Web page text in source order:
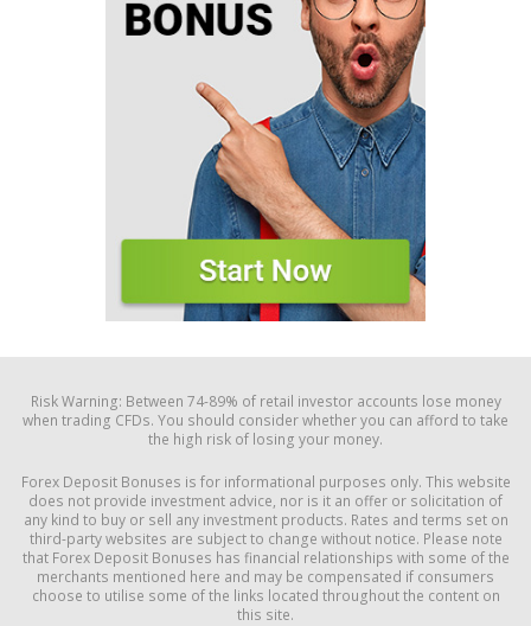
Risk Warning: Between 74-89% of retail investor accounts lose money
when trading CFDs. You should consider whether you can afford to take
the high risk of losing your money.
Forex Deposit Bonuses is for informational purposes only. This website
does not provide investment advice, nor is it an offer or solicitation of
any kind to buy or sell any investment products. Rates and terms set on
third-party websites are subject to change without notice. Please note
that Forex Deposit Bonuses has financial relationships with some of the
merchants mentioned here and may be compensated if consumers
choose to utilise some of the links located throughout the content on
this site.